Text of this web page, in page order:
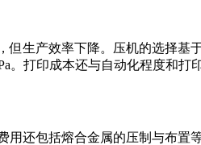
生产效率下降。压机的选择基
。打印成本还与自动化程度和
还包括熔合金属的压制与布置